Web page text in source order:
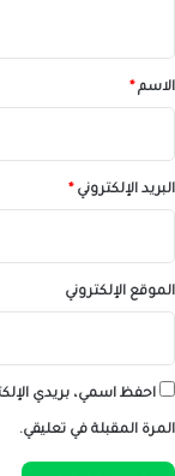
*الاسم*
البريد الإلكتروني*
الموقع الإلكتروني
احفظ اسمي، بريدي
المرة المقبلة في تعليقي.